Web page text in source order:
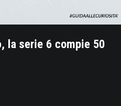
la serie 6 compie 50